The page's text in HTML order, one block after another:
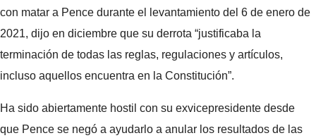
con matar a Pence durante el levantamiento del 6 de enero de
2021, dijo en diciembre que su derrota “justificaba la
terminación de todas las reglas, regulaciones y artículos,
incluso aquellos encuentra en la Constitución”.
Ha sido abiertamente hostil con su exvicepresidente desde
que Pence se negó a ayudarlo a anular los resultados de las